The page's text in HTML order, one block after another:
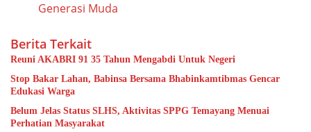
Generasi Muda
Berita Terkait
Reuni AKABRI 91 35 Tahun Mengabdi Untuk Negeri
Stop Bakar Lahan, Babinsa Bersama Bhabinkamtibmas Gencar
Edukasi Warga
Belum Jelas Status SLHS, Aktivitas SPPG Temayang Menuai
Perhatian Masyarakat